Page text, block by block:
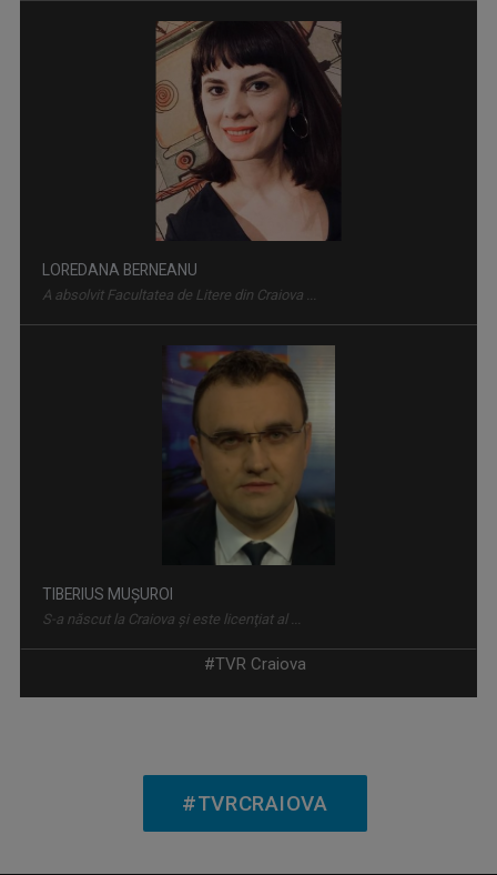
CARAVANA TVR3
Caravana TVR 3 ajunge în Oltenia, în locuri ...
La TVR Craiova, spectacolul vine la tine în ...
LOREDANA BERNEANU
A absolvit Facultatea de Litere din Craiova ...
TIBERIUS MUȘUROI
S-a născut la Craiova şi este licenţiat al ...
#TVR Craiova
#TVRCRAIOVA